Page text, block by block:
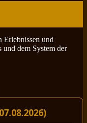
Erlebnissen und
dem System der